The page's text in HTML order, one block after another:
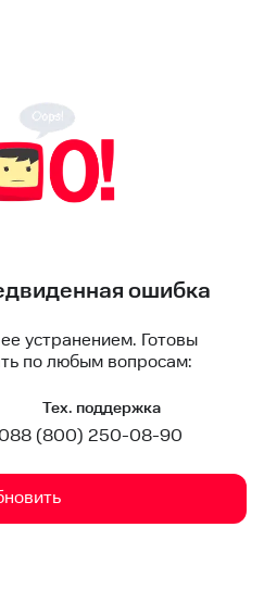
ошибка
устранением. Готовы
по любым вопросам:
Тех. поддержка
8 (800) 250-08-90